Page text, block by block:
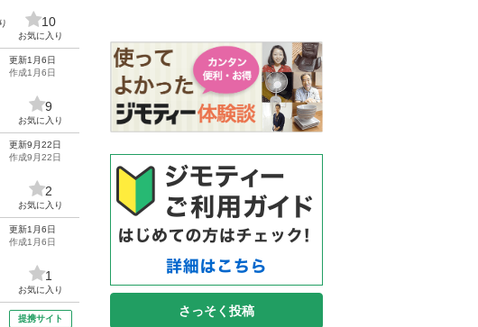
10
お気に入り
更新1月6日
作成1月6日
9
お気に入り
更新9月22日
作成9月22日
2
お気に入り
更新1月6日
作成1月6日
1
お気に入り
提携サイト
さっそく投稿